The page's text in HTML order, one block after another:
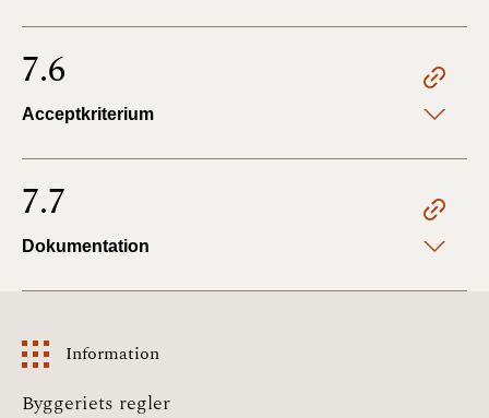
7.6
Acceptkriterium
7.7
Dokumentation
Information
Information
Byggeriets regler